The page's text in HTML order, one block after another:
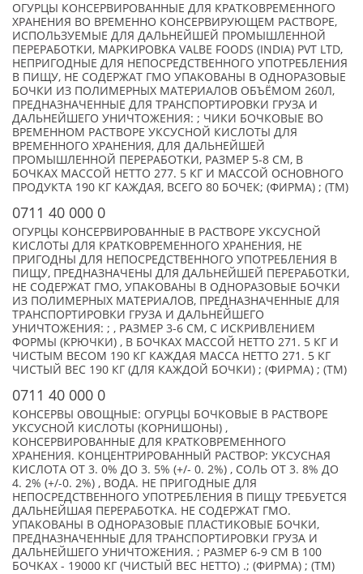
ОГУРЦЫ КОНСЕРВИРОВАННЫЕ ДЛЯ КРАТКОВРЕМЕННОГО
ХРАНЕНИЯ ВО ВРЕМЕННО КОНСЕРВИРУЮЩЕМ РАСТВОРЕ,
ИСПОЛЬЗУЕМЫЕ ДЛЯ ДАЛЬНЕЙШЕЙ ПРОМЫШЛЕННОЙ
ПЕРЕРАБОТКИ, МАРКИРОВКА VALBE FOODS (INDIA) PVT LTD,
НЕПРИГОДНЫЕ ДЛЯ НЕПОСРЕДСТВЕННОГО УПОТРЕБЛЕНИЯ
В ПИЩУ, НЕ СОДЕРЖАТ ГМО УПАКОВАНЫ В ОДНОРАЗОВЫЕ
БОЧКИ ИЗ ПОЛИМЕРНЫХ МАТЕРИАЛОВ ОБЪЁМОМ 260Л,
ПРЕДНАЗНАЧЕННЫЕ ДЛЯ ТРАНСПОРТИРОВКИ ГРУЗА И
ДАЛЬНЕЙШЕГО УНИЧТОЖЕНИЯ: ; ЧИКИ БОЧКОВЫЕ ВО
ВРЕМЕННОМ РАСТВОРЕ УКСУСНОЙ КИСЛОТЫ ДЛЯ
ВРЕМЕННОГО ХРАНЕНИЯ, ДЛЯ ДАЛЬНЕЙШЕЙ
ПРОМЫШЛЕННОЙ ПЕРЕРАБОТКИ, РАЗМЕР 5-8 СМ, В
БОЧКАХ МАССОЙ НЕТТО 277. 5 КГ И МАССОЙ ОСНОВНОГО
ПРОДУКТА 190 КГ КАЖДАЯ, ВСЕГО 80 БОЧЕК; (ФИРМА) ; (TM)
0711 40 000 0
ОГУРЦЫ КОНСЕРВИРОВАННЫЕ В РАСТВОРЕ УКСУСНОЙ
КИСЛОТЫ ДЛЯ КРАТКОВРЕМЕННОГО ХРАНЕНИЯ, НЕ
ПРИГОДНЫ ДЛЯ НЕПОСРЕДСТВЕННОГО УПОТРЕБЛЕНИЯ В
ПИЩУ, ПРЕДНАЗНАЧЕНЫ ДЛЯ ДАЛЬНЕЙШЕЙ ПЕРЕРАБОТКИ,
НЕ СОДЕРЖАТ ГМО, УПАКОВАНЫ В ОДНОРАЗОВЫЕ БОЧКИ
ИЗ ПОЛИМЕРНЫХ МАТЕРИАЛОВ, ПРЕДНАЗНАЧЕННЫЕ ДЛЯ
ТРАНСПОРТИРОВКИ ГРУЗА И ДАЛЬНЕЙШЕГО
УНИЧТОЖЕНИЯ: ; , РАЗМЕР 3-6 СМ, С ИСКРИВЛЕНИЕМ
ФОРМЫ (КРЮЧКИ) , В БОЧКАХ МАССОЙ НЕТТО 271. 5 КГ И
ЧИСТЫМ ВЕСОМ 190 КГ КАЖДАЯ МАССА НЕТТО 271. 5 КГ
ЧИСТЫЙ ВЕС 190 КГ (ДЛЯ КАЖДОЙ БОЧКИ) ; (ФИРМА) ; (TM)
0711 40 000 0
КОНСЕРВЫ ОВОЩНЫЕ: ОГУРЦЫ БОЧКОВЫЕ В РАСТВОРЕ
УКСУСНОЙ КИСЛОТЫ (КОРНИШОНЫ) ,
КОНСЕРВИРОВАННЫЕ ДЛЯ КРАТКОВРЕМЕННОГО
ХРАНЕНИЯ. КОНЦЕНТРИРОВАННЫЙ РАСТВОР: УКСУСНАЯ
КИСЛОТА ОТ 3. 0% ДО 3. 5% (+/- 0. 2%) , СОЛЬ ОТ 3. 8% ДО
4. 2% (+/-0. 2%) , ВОДА. НЕ ПРИГОДНЫЕ ДЛЯ
НЕПОСРЕДСТВЕННОГО УПОТРЕБЛЕНИЯ В ПИЩУ ТРЕБУЕТСЯ
ДАЛЬНЕЙШАЯ ПЕРЕРАБОТКА. НЕ СОДЕРЖАТ ГМО.
УПАКОВАНЫ В ОДНОРАЗОВЫЕ ПЛАСТИКОВЫЕ БОЧКИ,
ПРЕДНАЗНАЧЕННЫЕ ДЛЯ ТРАНСПОРТИРОВКИ ГРУЗА И
ДАЛЬНЕЙШЕГО УНИЧТОЖЕНИЯ. ; РАЗМЕР 6-9 СМ В 100
БОЧКАХ - 19000 КГ (ЧИСТЫЙ ВЕС НЕТТО) .; (ФИРМА) ; (TM)